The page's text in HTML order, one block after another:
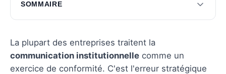
SOMMAIRE
Les innovations en communication
L'impact des innovations sur la communication
financière
La plupart des entreprises traitent la
communication institutionnelle comme un
exercice de conformité. C'est l'erreur stratégique